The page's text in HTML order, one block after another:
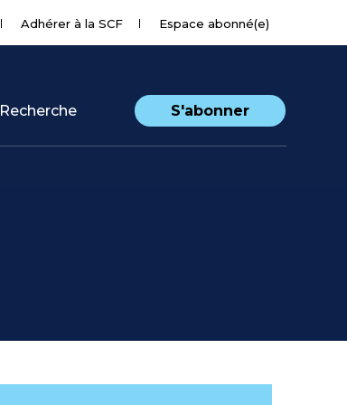
Adhérer à la SCF Espace abonné(e)
Recherche S'abonner